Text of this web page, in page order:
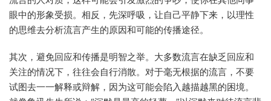
眼中的形象受损。相反，先深呼吸，让自己平静下来，以理性
的思维去分析流言产生的原因和可能的传播途径。
其次，避免回应和传播是明智之举。大多数流言在缺乏回应和
关注的情况下，往往会自行消散。对于毫无根据的流言，不要
试图去一一解释或辩解，因为这可能会陷入越描越黑的困境。